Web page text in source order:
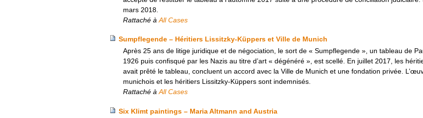
mars 2018.
Rattaché à All Cases
Sumpflegende – Héritiers Lissitzky-Küppers et Ville de Munich
Après 25 ans de litige juridique et de négociation, le sort de « Sumpflegende », un tableau de
1926 puis confisqué par les Nazis au titre d’art « dégénéré », est scellé. En juillet 2017, les
avait prêté le tableau, concluent un accord avec la Ville de Munich et une fondation privée.
munichois et les héritiers Lissitzky-Küppers sont indemnisés.
Rattaché à All Cases
Six Klimt paintings – Maria Altmann and Austria